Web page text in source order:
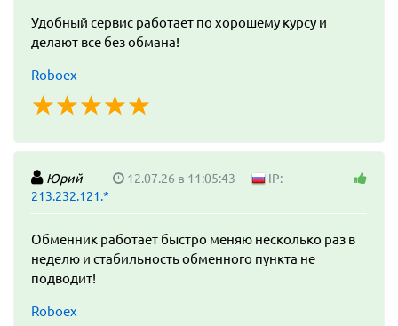
Удобный сервис работает по хорошему курсу и
делают все без обмана!
Roboex
☆☆☆☆☆
★★★★★
Юрий 12.07.26 в 11:05:43
IP:
213.232.121.*
Обменник работает быстро меняю несколько раз в
неделю и стабильность обменного пункта не
подводит!
Roboex